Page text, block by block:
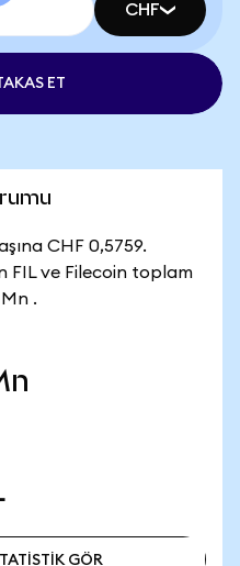
CHF
ET
CHF 0,5759.
FIL ve Filecoin toplam
.
GÖR